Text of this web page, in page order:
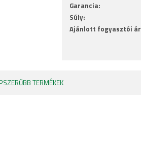
Garancia:
Súly:
Ajánlott fogyasztói
TERMÉKEK